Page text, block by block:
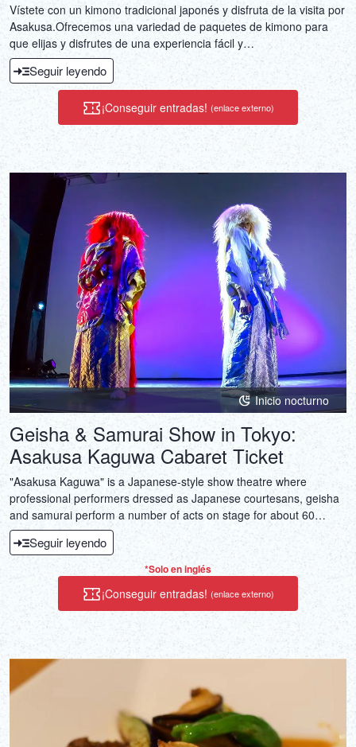
Vístete con un kimono tradicional japonés y disfruta de la visita por
Asakusa.Ofrecemos una variedad de paquetes de kimono para
que elijas y disfrutes de una experiencia fácil y
conveniente.Nuestro personal experto utilizará sus habilidades
profesionales para seleccionar el kimono más adecuado para
usted con la mayor dedicación.
Seguir leyendo
¡Conseguir entradas! (enlace externo)
Inicio nocturno
Geisha & Samurai Show in Tokyo:
Asakusa Kaguwa Cabaret Ticket
"Asakusa Kaguwa" is a Japanese-style show theatre where
professional performers dressed as Japanese courtesans, geisha
and samurai perform a number of acts on stage for about 60
minutes.
Seguir leyendo
*Solo en inglés
¡Conseguir entradas! (enlace externo)